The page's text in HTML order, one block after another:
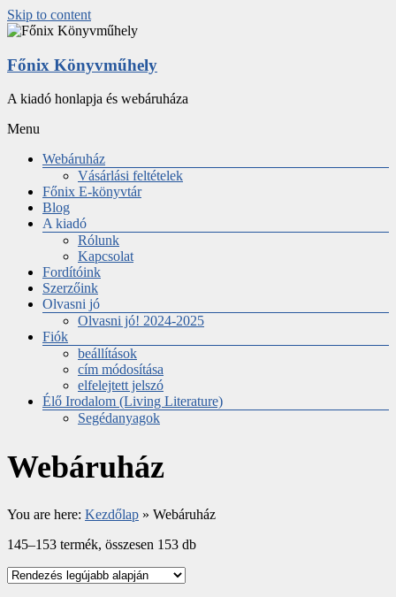
Skip to content
Főnix Könyvműhely
A kiadó honlapja és webáruháza
Menu
Webáruház
Vásárlási feltételek
Főnix E-könyvtár
Blog
A kiadó
Rólunk
Kapcsolat
Fordítóink
Szerzőink
Olvasni jó
Olvasni jó! 2024-2025
Fiók
beállítások
cím módosítása
elfelejtett jelszó
Élő Irodalom (Living Literature)
Segédanyagok
Webáruház
You are here: Kezdőlap » Webáruház
145–153 termék, összesen 153 db